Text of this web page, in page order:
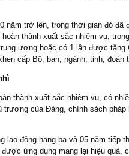
năm trở lên, trong thời gian đó
thành xuất sắc nhiệm vụ,
ương hoặc có 1 lần được
cấp Bộ, ban, ngành, tỉnh, đoàn
thành xuất sắc nhiệm vụ, có
trương của Đảng, chính sách
động hạng ba và 05 năm tiếp
ứng dụng mang lại hiệu quả,